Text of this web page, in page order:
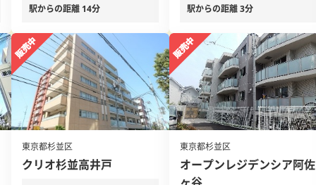
駅からの距離 14分
駅からの距離 3分
東京都杉並区
クリオ杉並高井戸
東京都杉並区
オープンレジデンシア阿佐